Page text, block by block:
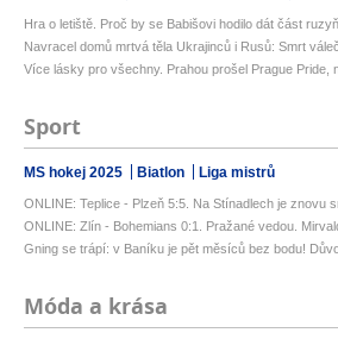
Hra o letiště. Proč by se Babišovi hodilo dát část
Navracel domů mrtvá těla Ukrajinců i Rusů: Smrt
Více lásky pro všechny. Prahou prošel Prague Pride,
Sport
MS hokej 2025 Biatlon Liga mistrů
ONLINE: Teplice - Plzeň 5:5. Na Stínadlech je znovu
ONLINE: Zlín - Bohemians 0:1. Pražané vedou.
Gning se trápí: v Baníku je pět měsíců bez bodu!
Móda a krása